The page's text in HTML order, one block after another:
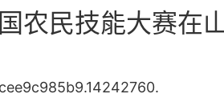
农民技能大赛在